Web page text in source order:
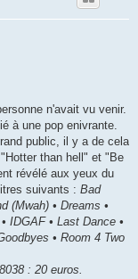
n'avait vu venir.
à une pop enivrante.
public, il y a de cela
than hell" et "Be
révélé aux yeux du
suivants : Bad
(Mwah) • Dreams •
IDGAF • Last Dance •
• Room 4 Two
: 20 euros.